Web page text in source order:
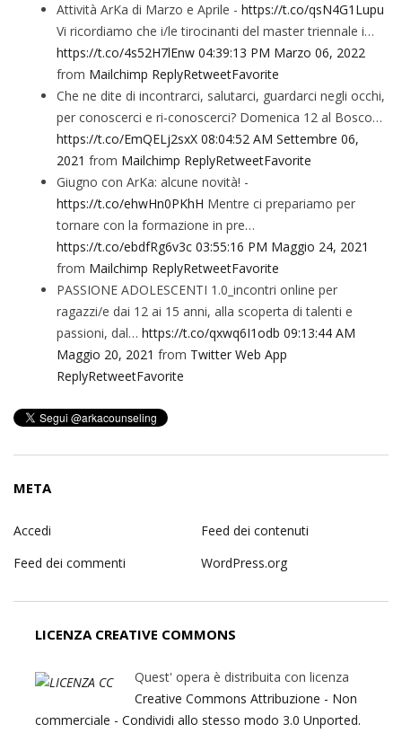
Attività ArKa di Marzo e Aprile - https://t.co/qsN4G1Lupu
Vi ricordiamo che i/le tirocinanti del master triennale i…
https://t.co/4s52H7lEnw 04:39:13 PM Marzo 06, 2022
from Mailchimp ReplyRetweetFavorite
Che ne dite di incontrarci, salutarci, guardarci negli occhi,
per conoscerci e ri-conoscerci? Domenica 12 al Bosco…
https://t.co/EmQELj2sxX 08:04:52 AM Settembre 06,
2021 from Mailchimp ReplyRetweetFavorite
Giugno con ArKa: alcune novità! -
https://t.co/ehwHn0PKhH Mentre ci prepariamo per
tornare con la formazione in pre…
https://t.co/ebdfRg6v3c 03:55:16 PM Maggio 24, 2021
from Mailchimp ReplyRetweetFavorite
PASSIONE ADOLESCENTI 1.0_incontri online per
ragazzi/e dai 12 ai 15 anni, alla scoperta di talenti e
passioni, dal… https://t.co/qxwq6I1odb 09:13:44 AM
Maggio 20, 2021 from Twitter Web App
ReplyRetweetFavorite
META
Accedi
Feed dei contenuti
Feed dei commenti
WordPress.org
LICENZA CREATIVE COMMONS
Quest' opera è distribuita con licenza
Creative Commons Attribuzione - Non
commerciale - Condividi allo stesso modo 3.0 Unported.